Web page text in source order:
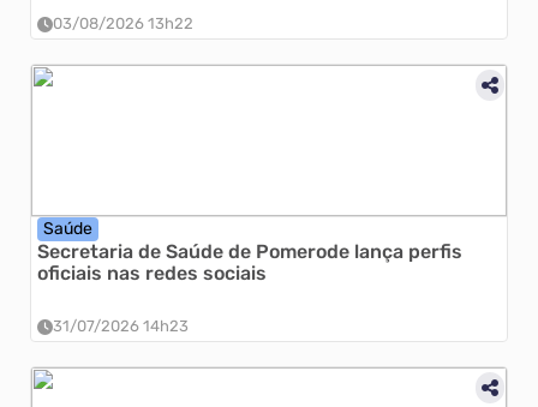
03/08/2026 13h22
Saúde
Secretaria de Saúde de Pomerode lança perfis
oficiais nas redes sociais
31/07/2026 14h23